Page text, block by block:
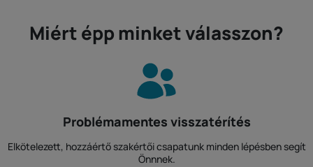
Miért épp minket válasszon?
Problémamentes visszatérítés
Elkötelezett, hozzáértő szakértői csapatunk minden lépésben segít
Önnnek.